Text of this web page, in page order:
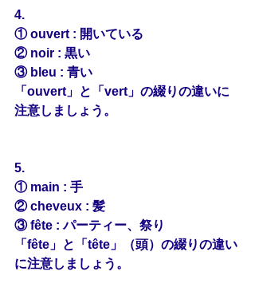
4.
① ouvert : 開いている
② noir : 黒い
③ bleu : 青い
「ouvert」と「vert」の綴りの違いに
注意しましょう。
5.
① main : 手
② cheveux : 髪
③ fête : パーティー、祭り
「fête」と「tête」（頭）の綴りの違い
に注意しましょう。